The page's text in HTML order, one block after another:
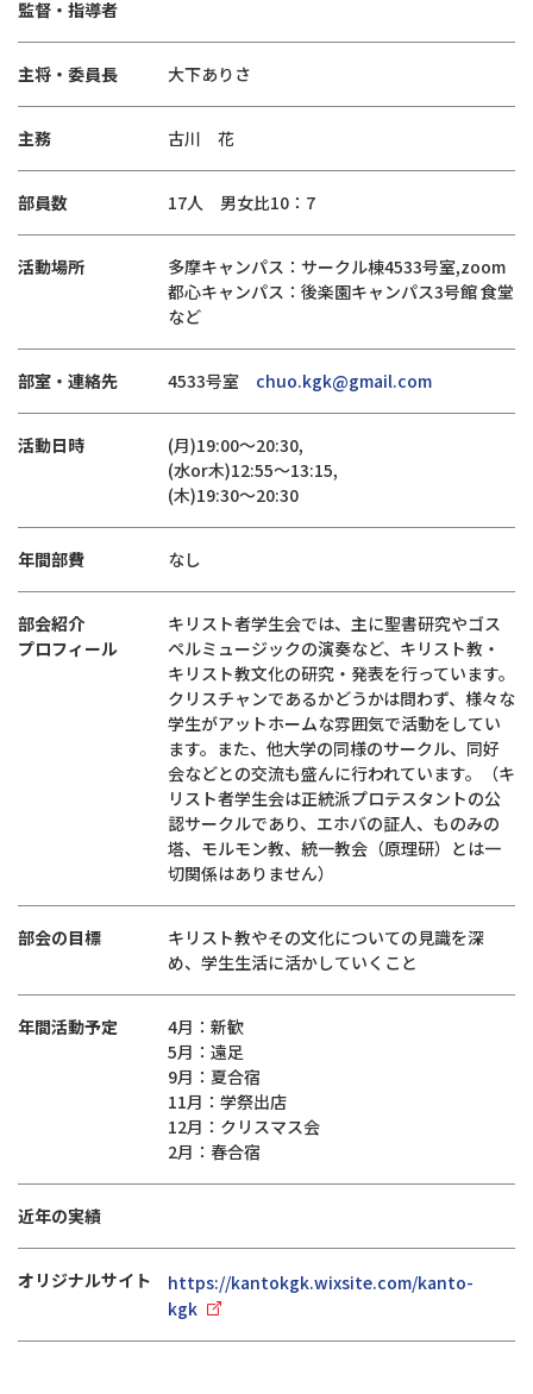
監督・指導者
主将・委員長 大下ありさ
主務 古川 花
部員数 17人 男女比10：7
活動場所
多摩キャンパス：サークル棟4533号室,zoom
都心キャンパス：後楽園キャンパス3号館 食堂
など
部室・連絡先 4533号室 chuo.kgk@gmail.com
活動日時
(月)19:00～20:30,
(水or木)12:55～13:15,
(木)19:30～20:30
年間部費 なし
部会紹介
プロフィール
キリスト者学生会では、主に聖書研究やゴス
ペルミュージックの演奏など、キリスト教・
キリスト教文化の研究・発表を行っています。
クリスチャンであるかどうかは問わず、様々な
学生がアットホームな雰囲気で活動をしてい
ます。また、他大学の同様のサークル、同好
会などとの交流も盛んに行われています。（キ
リスト者学生会は正統派プロテスタントの公
認サークルであり、エホバの証人、ものみの
塔、モルモン教、統一教会（原理研）とは一
切関係はありません）
部会の目標
キリスト教やその文化についての見識を深
め、学生生活に活かしていくこと
年間活動予定
4月：新歓
5月：遠足
9月：夏合宿
11月：学祭出店
12月：クリスマス会
2月：春合宿
近年の実績
オリジナルサイト
https://kantokgk.wixsite.com/kanto-
kgk